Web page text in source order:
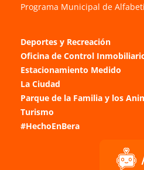
Programa Municipal de
Deportes y Recreación
Oficina de Control
Estacionamiento Medido
La Ciudad
Parque de la Familia y los
Turismo
#HechoEnBera